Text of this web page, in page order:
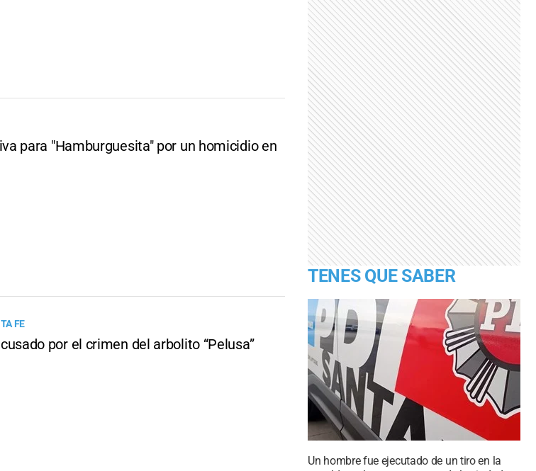
para "Hamburguesita" por un homicidio en
FE
por el crimen del arbolito “Pelusa”
TENES QUE SABER
Un hombre fue ejecutado de un tiro en la